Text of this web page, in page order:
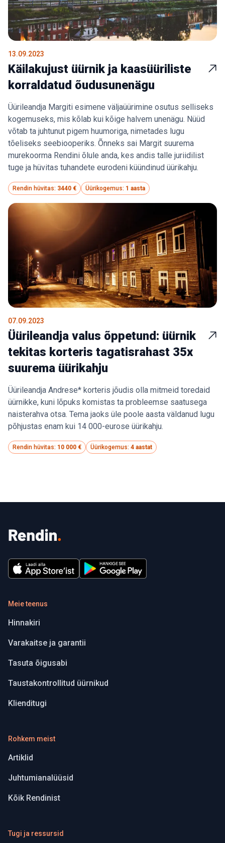
13.09.2023
Käilakujust üürnik ja kaasüüriliste
korraldatud õudusunenägu
Üürileandja Margiti esimene väljaüürimine osutus selliseks
kogemuseks, mis kõlab kui kõige halvem unenägu. Nüüd
võtab ta juhtunut pigem huumoriga, nimetades lugu
tõeliseks seebiooperiks. Õnneks sai Margit suurema
murekoorma Rendini õlule anda, kes andis talle juriidilist
tuge ja hüvitas tuhandete eurodeni küündinud üürikahju.
Rendin hüvitas: 3440 € Üürikogemus: 1 aasta
07.09.2023
Üürileandja valus õppetund: üürnik
tekitas korteris tagatisrahast 35x
suurema üürikahju
Üürileandja Andrese* korteris jõudis olla mitmeid toredaid
üürnikke, kuni lõpuks komistas ta probleemse saatusega
naisterahva otsa. Tema jaoks üle poole aasta väldanud lugu
põhjustas enam kui 14 000-eurose üürikahju.
Rendin hüvitas: 10 000 € Üürikogemus: 4 aastat
Meie teenus
Hinnakiri
Varakaitse ja garantii
Tasuta õigusabi
Taustakontrollitud üürnikud
Klienditugi
Rohkem meist
Artiklid
Juhtumianalüüsid
Kõik Rendinist
Tugi ja ressursid